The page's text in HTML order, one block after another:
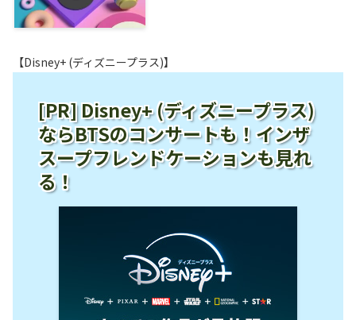
【Disney+ (ディズニープラス)】
[PR] Disney+ (ディズニープラス)
ならBTSのコンサートも！インザ
スープフレンドケーションも見れ
る！